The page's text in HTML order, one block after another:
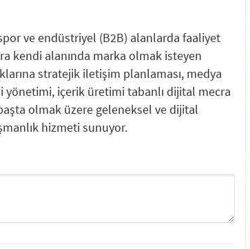
ve endüstriyel (B2B) alanlarda faaliyet
kendi alanında marka olmak isteyen
stratejik iletişim planlaması, medya
içerik üretimi tabanlı dijital mecra
olmak üzere geleneksel ve dijital
hizmeti sunuyor.